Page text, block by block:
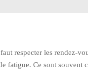
respecter les rendez-
fatigue. Ce sont souvent